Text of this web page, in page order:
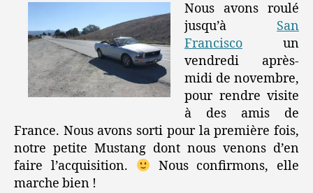
Nous avons roulé
jusqu’à San
Francisco un
vendredi après-
midi de novembre,
pour rendre visite
à des amis de
France. Nous avons sorti pour la première fois,
notre petite Mustang dont nous venons d’en
faire l’acquisition.
Nous confirmons, elle
marche bien !